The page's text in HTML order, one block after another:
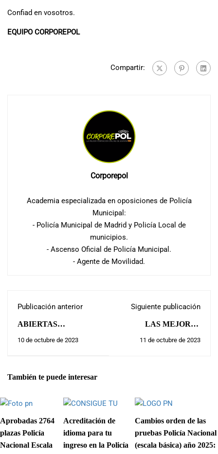
Confiad en vosotros.
EQUIPO CORPOREPOL
Compartir:
Corporepol
Academia especializada en oposiciones de Policía
Municipal:
- Policía Municipal de Madrid y Policía Local de
municipios.
- Ascenso Oficial de Policía Municipal.
- Agente de Movilidad.
Publicación anterior
ABIERTAS
INSTANCIAS PARA
ALCALA DE
10 de octubre de 2023
Siguiente publicación
LAS MEJORES
NOTAS DE
11 de octubre de 2023
También te puede interesar
Aprobadas 2764
plazas Policía
Nacional Escala
Acreditación de
idioma para tu
ingreso en la Policía
Cambios orden de las
pruebas Policía Nacional
(escala básica) año 2025: